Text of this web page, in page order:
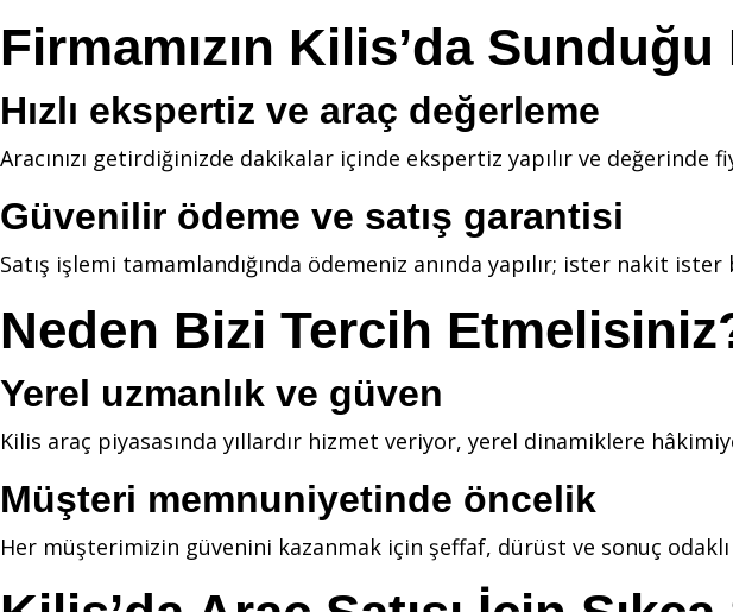
Firmamızın Kilis’da
Hızlı ekspertiz ve araç değerleme
Aracınızı getirdiğinizde dakikalar içinde ekspertiz yapılır ve
Güvenilir ödeme ve satış garantisi
Satış işlemi tamamlandığında ödemeniz anında yapılır; ister nakit
Neden Bizi Tercih
Yerel uzmanlık ve güven
Kilis araç piyasasında yıllardır hizmet veriyor, yerel dinamiklere
Müşteri memnuniyetinde öncelik
Her müşterimizin güvenini kazanmak için şeffaf, dürüst ve sonuç odaklı